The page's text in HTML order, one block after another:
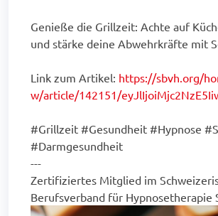
Genieße die Grillzeit: Achte auf
und stärke deine Abwehrkräfte mit
Link zum Artikel: https://sbvh.org/
w/article/142151/
#Grillzeit #Gesundheit #Hypnose
#Darmgesundheit
---
Zertifiziertes Mitglied im
Berufsverband für Hypnosetherapie